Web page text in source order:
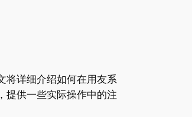
将详细介绍如何在用友系
提供一些实际操作中的注